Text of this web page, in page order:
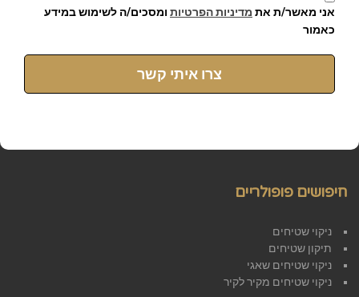
אני מאשר/ת את מדיניות הפרטיות ומסכים/ה לשימוש במידע
כאמור
צרו איתי קשר
חיפושים פופולריים
ניקוי שטיחים
תיקון שטיחים
ניקוי שטיחים שאגי
ניקוי שטיחים מקיר לקיר